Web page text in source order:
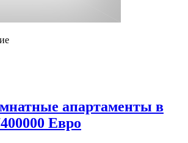
апартаменты в
Евро